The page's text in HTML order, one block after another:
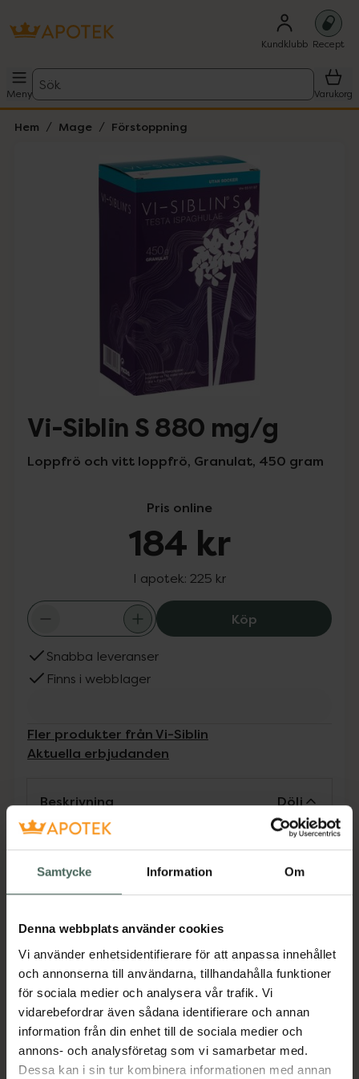
Samtycke Information Om
Denna webbplats använder cookies
Vi använder enhetsidentifierare för att anpassa innehållet
och annonserna till användarna, tillhandahålla funktioner
för sociala medier och analysera vår trafik. Vi
vidarebefordrar även sådana identifierare och annan
information från din enhet till de sociala medier och
annons- och analysföretag som vi samarbetar med.
Dessa kan i sin tur kombinera informationen med annan
Kundklubb Recept
Meny
Sök
Varukorg
Hem Mage Förstoppning
Lista: . Innehåller 2 objekt.
Hoppa över Lista
Vi-Siblin S 880 mg/g
Loppfrö och vitt loppfrö, Granulat, 450 gram
Pris online
184 kr
I apotek: 225 kr
KöpVi-Siblin S 880
Snabba leveranser
Finns i webblager
Fler produkter från Vi-Siblin
Aktuella erbjudanden
Beskrivning Dölj
bipacksedeln innan användning.
glutenfritt volymökande fiberpreparat som
trög och lös mage. Från 2 år. Läs alltid
bipacksedel innan användning.
Jämförpris 464,44 kr/kg
EAN:07046260351974
Kategorier: